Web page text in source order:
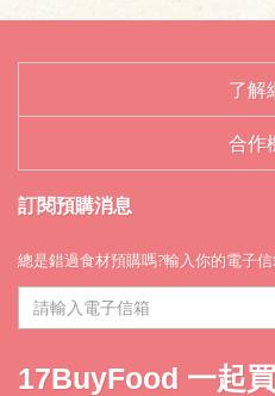
了解
合作
訂閱預購消息
總是錯過食材預購嗎?輸入你的電子
17BuyFood 一起